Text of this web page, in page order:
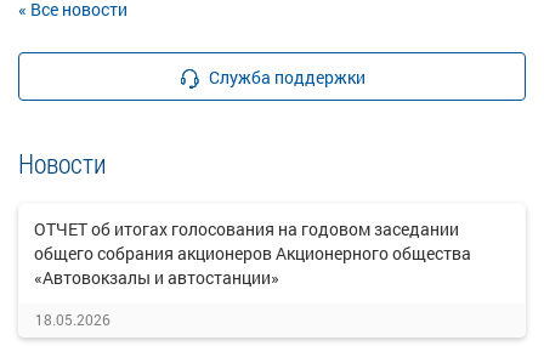
« Все новости
Служба поддержки
Новости
ОТЧЕТ об итогах голосования на годовом заседании
общего собрания акционеров Акционерного общества
«Автовокзалы и автостанции»
18.05.2026